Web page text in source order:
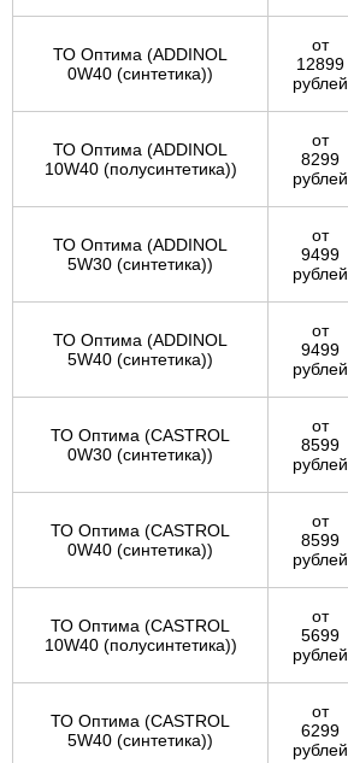
ТО Оптима (ADDINOL
0W40 (синтетика))
от
12899
рублей
ТО Оптима (ADDINOL
10W40 (полусинтетика))
от
8299
рублей
ТО Оптима (ADDINOL
5W30 (синтетика))
от
9499
рублей
ТО Оптима (ADDINOL
5W40 (синтетика))
от
9499
рублей
ТО Оптима (CASTROL
0W30 (синтетика))
от
8599
рублей
ТО Оптима (CASTROL
0W40 (синтетика))
от
8599
рублей
ТО Оптима (CASTROL
10W40 (полусинтетика))
от
5699
рублей
ТО Оптима (CASTROL
5W40 (синтетика))
от
6299
рублей